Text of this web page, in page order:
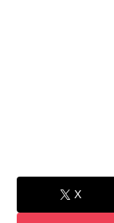
X